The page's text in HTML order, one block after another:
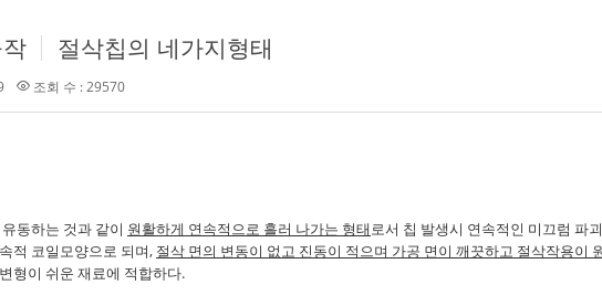
절삭칩의 네가지형태
조회 수 : 29570
동하는 것과 같이 원활하게 연속적으로 흘러 나가는 형태로서 칩 발생시 연속적인 미끄럼 파
적 코일모양으로 되며, 절삭 면의 변동이 없고 진동이 적으며 가공 면이 깨끗하고 절삭작용이
형이 쉬운 재료에 적합하다.